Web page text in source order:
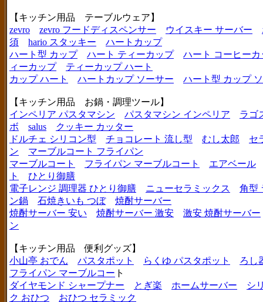
【キッチン用品 テーブルウェア】
zevro
zevro フードディスペンサー ウイスキー サーバー
須
hario スタッキー
ハートカップ
ハート型 カップ
ハート ティーカップ
ハート コーヒーカ
ィーカップ
ティーカップ ハート
カップ ハート
ハートカップ ソーサー ハート型 カップ
【キッチン用品 お鍋・調理ツール】
インペリア パスタマシン
パスタマシン インペリア
ラゴ
ボ
salus
クッキー カッター
ドルチェ シリコン型
チョコレート 流し型 むし太郎
セ
ン
マーブルコート フライパン
マーブルコート
フライパン マーブルコート
エアベール
ト
ひとり御膳
電子レンジ 調理器 ひとり御膳
ニューセラミックス
角型
ン鍋
石焼きいも つぼ
焼酎サーバー
焼酎サーバー 安い
焼酎サーバー 激安
激安 焼酎サーバー
ン
【キッチン用品 便利グッズ】
小山亭 おでん
パスタポット らくゆ パスタポット
ろし
フライパン マーブルコー ト
ダイヤモンド シャープナー
とぎ楽 ホームサーバー
シ
ク おひつ
おひつ セラミック